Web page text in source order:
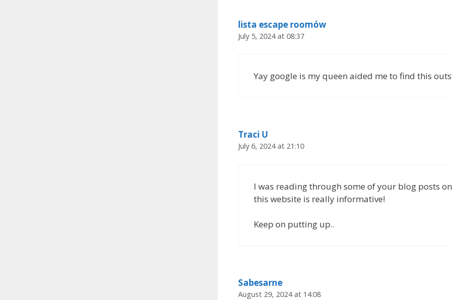
lista escape roomów
July 5, 2024 at 08:37
Yay google is my queen aided me to find this
Traci U
July 6, 2024 at 21:10
I was reading through some of your blog posts
this website is really informative!
Keep on putting up..
Sabesarne
August 29, 2024 at 14:08